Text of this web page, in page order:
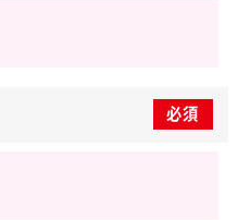
必須